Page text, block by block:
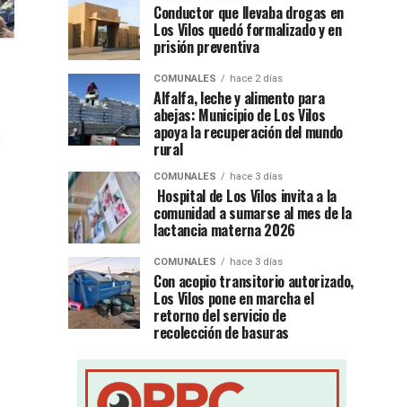
Conductor que llevaba drogas en
Los Vilos quedó formalizado y en
prisión preventiva
COMUNALES hace 2 días
Alfalfa, leche y alimento para
abejas: Municipio de Los Vilos
apoya la recuperación del mundo
rural
COMUNALES hace 3 días
Hospital de Los Vilos invita a la
comunidad a sumarse al mes de la
lactancia materna 2026
COMUNALES hace 3 días
Con acopio transitorio autorizado,
Los Vilos pone en marcha el
retorno del servicio de
recolección de basuras